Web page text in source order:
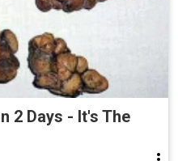
2 Days - It's The